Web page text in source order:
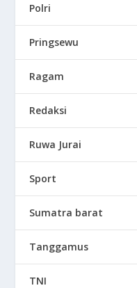
Polri
Pringsewu
Ragam
Redaksi
Ruwa Jurai
Sport
Sumatra barat
Tanggamus
TNI